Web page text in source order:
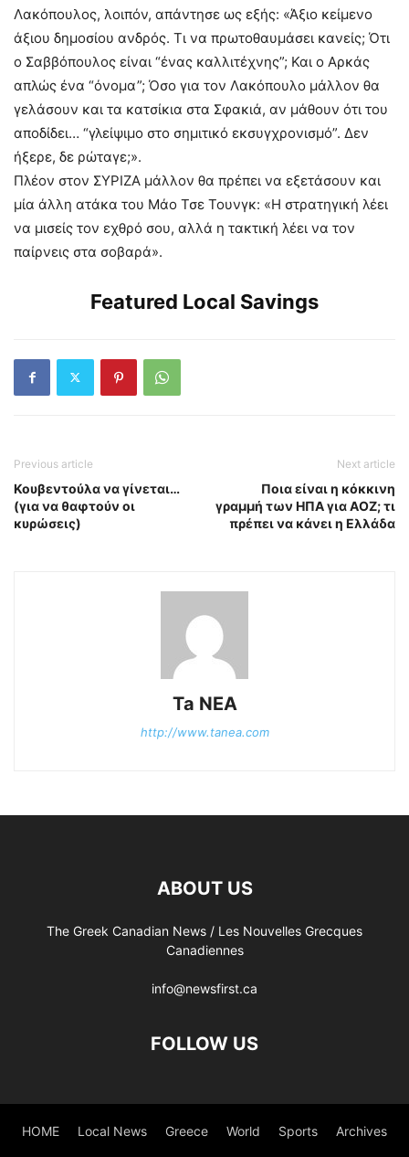
Λακόπουλος, λοιπόν, απάντησε ως εξής: «Άξιο κείμενο
άξιου δημοσίου ανδρός. Τι να πρωτοθαυμάσει κανείς; Ότι
ο Σαββόπουλος είναι “ένας καλλιτέχνης”; Και ο Αρκάς
απλώς ένα “όνομα”; Όσο για τον Λακόπουλο μάλλον θα
γελάσουν και τα κατσίκια στα Σφακιά, αν μάθουν ότι του
αποδίδει… “γλείψιμο στο σημιτικό εκσυγχρονισμό”. Δεν
ήξερε, δε ρώταγε;».
Πλέον στον ΣΥΡΙΖΑ μάλλον θα πρέπει να εξετάσουν και
μία άλλη ατάκα του Μάο Τσε Τουνγκ: «Η στρατηγική λέει
να μισείς τον εχθρό σου, αλλά η τακτική λέει να τον
παίρνεις στα σοβαρά».
Featured Local Savings
Previous article
Κουβεντούλα να γίνεται…
(για να θαφτούν οι
κυρώσεις)
Next article
Ποια είναι η κόκκινη
γραμμή των ΗΠΑ για ΑΟΖ; τι
πρέπει να κάνει η Ελλάδα
Ta NEA
http://www.tanea.com
ABOUT US
The Greek Canadian News / Les Nouvelles Grecques
Canadiennes
info@newsfirst.ca
FOLLOW US
HOME Local News Greece World Sports Archives